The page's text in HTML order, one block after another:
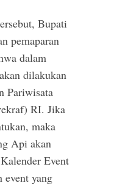
Bupati
pemaparan
dalam
dilakukan
Pariwisata
RI. Jika
maka
Api akan
Event
event yang